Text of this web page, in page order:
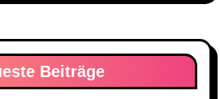
Beiträge